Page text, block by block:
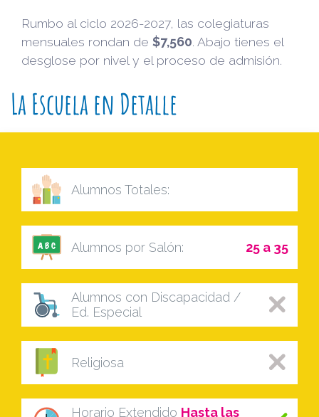
Rumbo al ciclo 2026-2027, las colegiaturas
mensuales rondan de $7,560 . Abajo tienes el
desglose por nivel y el proceso de admisión.
La Escuela en Detalle
Alumnos Totales:
Alumnos por Salón: 25 a 35
Alumnos con Discapacidad /
Ed. Especial
Religiosa
Horario Extendido Hasta las